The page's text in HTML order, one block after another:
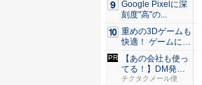
Google Pixelに深
刻度"高"の...
重めの3Dゲームも
快適！ ゲームに強
いH...
【あの会社も使っ
てる！】DM発送
なら絶対...
チクタクメール便